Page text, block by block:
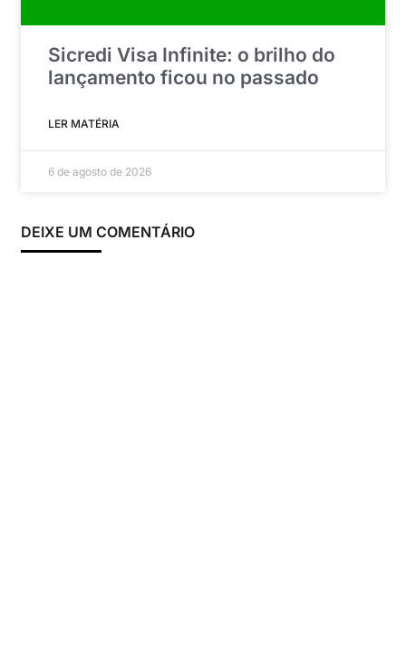
Sicredi Visa Infinite: o brilho do
lançamento ficou no passado
LER MATÉRIA
6 de agosto de 2026
DEIXE UM COMENTÁRIO